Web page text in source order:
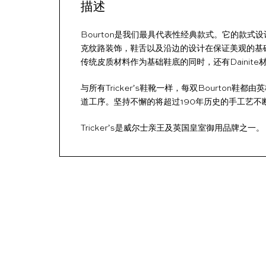
描述
Bourton是我们最具代表性经典款式。它的款式
克纹路装饰，鞋舌以及沿边的设计在保证美观的
传统皮质材料作为基础鞋底的同时，还有Dainite
与所有Tricker’s鞋靴一样，每双Bourton鞋都由
道工序。坚持不懈的将超过190年历史的手工艺不
Tricker’s是威尔士亲王及英国皇室御用品牌之一。